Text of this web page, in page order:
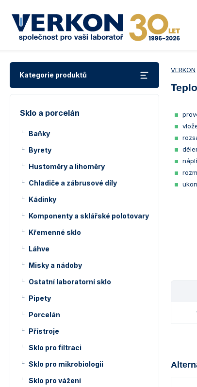
Kategorie produktů
Sklo a porcelán
Baňky
Byrety
Hustoměry a lihoměry
Chladiče a zábrusové díly
Kádinky
Komponenty a sklářské polotovary
Křemenné sklo
Láhve
Misky a nádoby
Ostatní laboratorní sklo
Pipety
Porcelán
Přístroje
Sklo pro filtraci
Sklo pro mikrobiologii
Sklo pro vážení
VERKON